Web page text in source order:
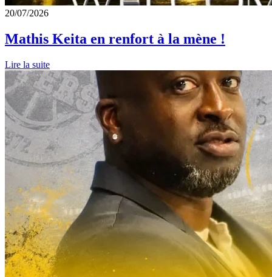
20/07/2026
Mathis Keita en renfort à la mène !
Lire la suite